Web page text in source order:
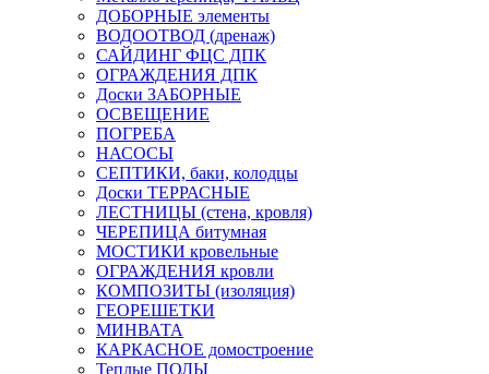
ДОБОРНЫЕ элементы
ВОДООТВОД (дренаж)
САЙДИНГ ФЦС ДПК
ОГРАЖДЕНИЯ ДПК
Доски ЗАБОРНЫЕ
ОСВЕЩЕНИЕ
ПОГРЕБА
НАСОСЫ
СЕПТИКИ, баки, колодцы
Доски ТЕРРАСНЫЕ
ЛЕСТНИЦЫ (стена, кровля)
ЧЕРЕПИЦА битумная
МОСТИКИ кровельные
ОГРАЖДЕНИЯ кровли
КОМПОЗИТЫ (изоляция)
ГЕОРЕШЕТКИ
МИНВАТА
КАРКАСНОЕ домостроение
Теплые ПОЛЫ